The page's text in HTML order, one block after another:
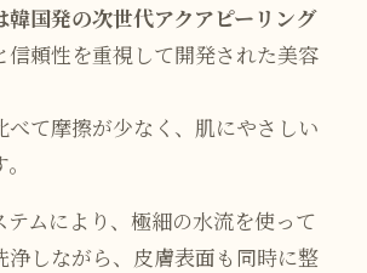
韓国発の次世代アクアピーリング
信頼性を重視して開発された美容
べて摩擦が少なく、肌にやさしい
テムにより、極細の水流を使って
浄しながら、皮膚表面も同時に整